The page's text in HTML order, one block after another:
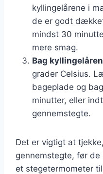
kyllingelårene i
de er godt
mindst 30
mere smag.
Bag
grader Celsius.
bageplade og
minutter, eller
gennemstegte.
Det er vigtigt at
gennemstegte, før de
et stegetermometer